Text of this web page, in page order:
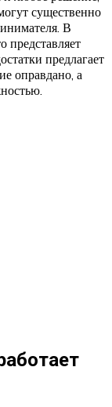
существенно
В
представляет
предлагает
оправдано, а